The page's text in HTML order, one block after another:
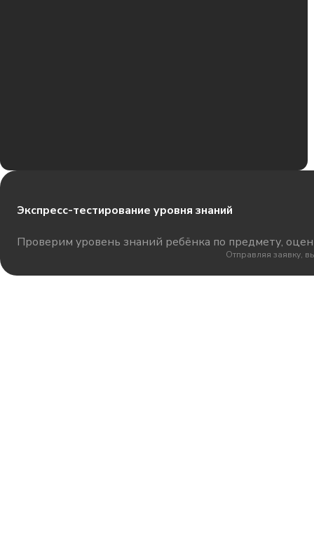
Экспресс-тестирование уровня знаний
Проверим уровень знаний ребёнка по предмету,
Отправляя заявку,